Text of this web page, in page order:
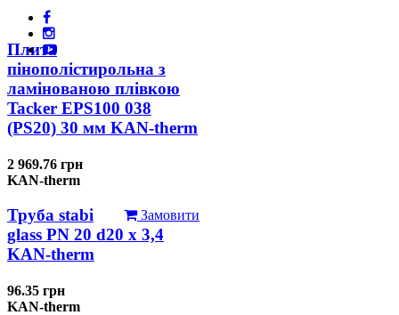
Плита
пінополістирольна з
ламінованою плівкою
Tacker EPS100 038
(PS20) 30 мм KAN-therm
2 969.76 грн
KAN-therm
Замовити
Труба stabi
glass PN 20 d20 х 3,4
KAN-therm
96.35 грн
KAN-therm